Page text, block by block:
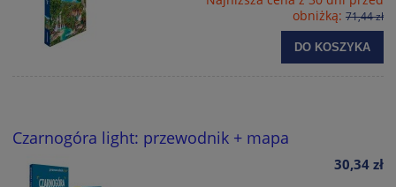
obniżką: 71,44 zł
DO KOSZYKA
Czarnogóra light: przewodnik + mapa
30,34 zł